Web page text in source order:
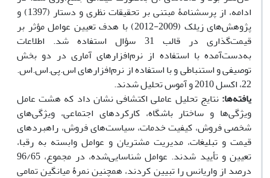
ادامه، از پرسشنامۀ مبتنی بر تحقیقات نظری و دستار (1397) و
پژوهش‌های زیلک (2009-2012) با هدف تعیین عوامل مؤثر بر
قیمت‌گذاری در قالب 31 سؤال استفاده شد. اطلاعات
به‌دست‌آمده با استفاده از نرم‌افزارهای آماری در دو بخش
توصیفی و استنباطی و با استفاده از نرم‌افزارهای اس.پی.اس.اس.
22، اکسل 2010 و آموس تحلیل شدند.
یافته‌ها:نتایج تحلیل عاملی اکتشافی نشان داد که هشت عامل
ویژگی‌ها و ساختار باشگاه، کارکردهای اجتماعی، ویژگی‌های
شخصی فروش، کیفیت خدمات، سیاست‌های فروش، راهبردهای
قیمت و تبلیغات، مدیریت مشتریان و عوامل وابسته به رقبا،
تعیین و تأیید شدند. عوامل شناسایی‌شده، در مجموع، 96/65
درصد از واریانس را تبیین کردند، همچنین نمرۀ میانگین تمامی